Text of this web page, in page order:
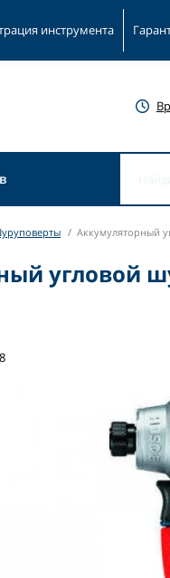
инструмента
Аккумуляторный
угловой